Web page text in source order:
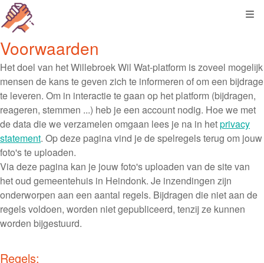
Voorwaarden
Het doel van het Willebroek Wil Wat-platform is zoveel mogelijk
mensen de kans te geven zich te informeren of om een bijdrage
te leveren. Om in interactie te gaan op het platform (bijdragen,
reageren, stemmen ...) heb je een account nodig. Hoe we met
de data die we verzamelen omgaan lees je na in hetprivacy
statement. Op deze pagina vind je de spelregels terug om jouw
foto's te uploaden.
Via deze pagina kan je jouw foto's uploaden van de site van
het oud gemeentehuis in Heindonk. Je inzendingen zijn
onderworpen aan een aantal regels. Bijdragen die niet aan de
regels voldoen, worden niet gepubliceerd, tenzij ze kunnen
worden bijgestuurd.
Regels: